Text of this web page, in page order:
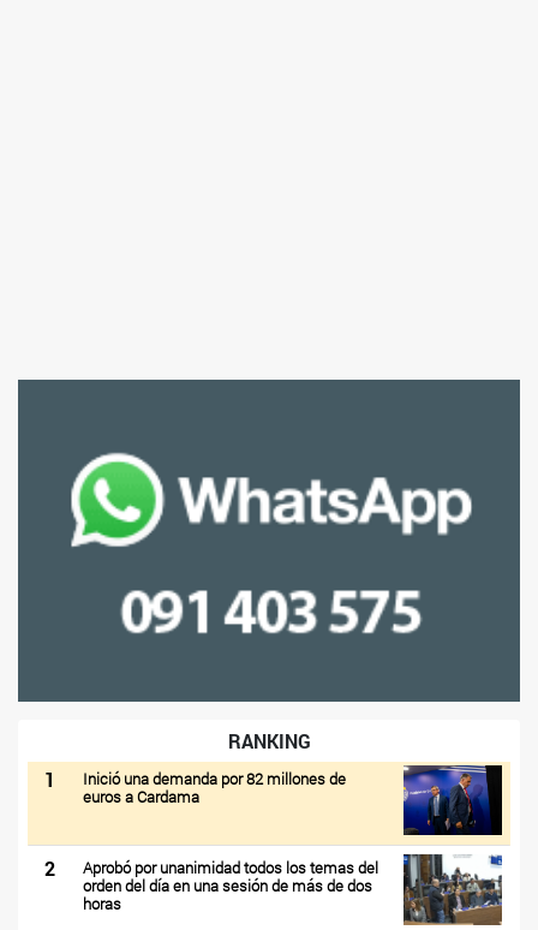
RANKING
1
Inició una demanda por 82 millones de
euros a Cardama
2
Aprobó por unanimidad todos los temas del
orden del día en una sesión de más de dos
horas